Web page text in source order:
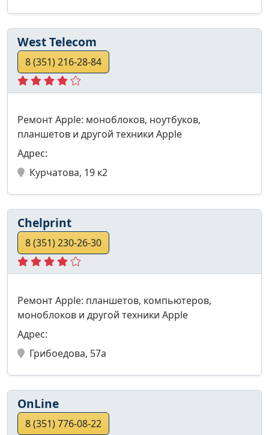
West Telecom
8 (351) 216-28-84
Ремонт Apple: моноблоков, ноутбуков,
планшетов и другой техники Apple
Адрес:
Курчатова, 19 к2
Chelprint
8 (351) 230-26-30
Ремонт Apple: планшетов, компьютеров,
моноблоков и другой техники Apple
Адрес:
Грибоедова, 57а
OnLine
8 (351) 776-08-22